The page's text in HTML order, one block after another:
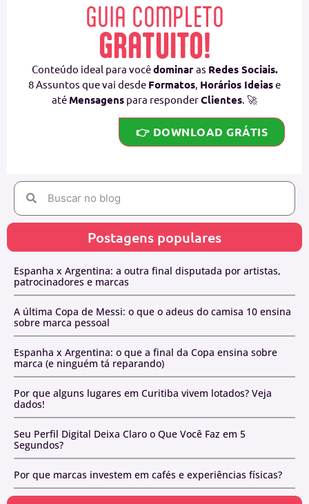
GUIA COMPLETO
GRATUITO!
Conteúdo ideal para vocêdominar as Redes Sociais.
8 Assuntos que vai desde Formatos, Horários Ideiase
até Mensagens para responderClientes. 🚀
👉 DOWNLOAD GRÁTIS
Postagens populares
Espanha x Argentina: a outra final disputada por artistas,
patrocinadores e marcas
A última Copa de Messi: o que o adeus do camisa 10 ensina
sobre marca pessoal
Espanha x Argentina: o que a final da Copa ensina sobre
marca (e ninguém tá reparando)
Por que alguns lugares em Curitiba vivem lotados? Veja
dados!
Seu Perfil Digital Deixa Claro o Que Você Faz em 5
Segundos?
Por que marcas investem em cafés e experiências físicas?